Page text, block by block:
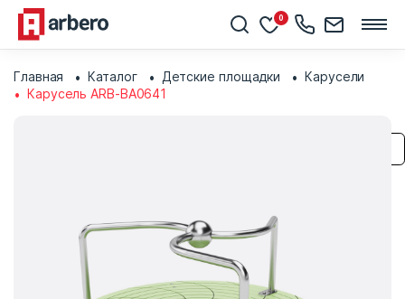
0
Главная Каталог Детские площадки
Карусели
Карусель ARB-BA0641